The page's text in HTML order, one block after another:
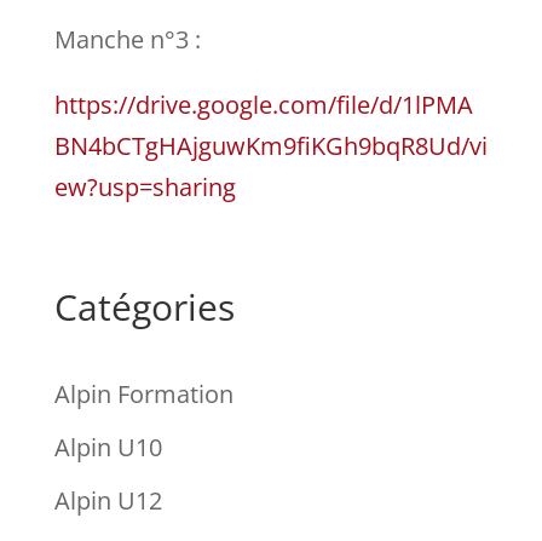
Manche n°3 :
https://drive.google.com/file/d/1lPMA
BN4bCTgHAjguwKm9fiKGh9bqR8Ud/vi
ew?usp=sharing
Catégories
Alpin Formation
Alpin U10
Alpin U12